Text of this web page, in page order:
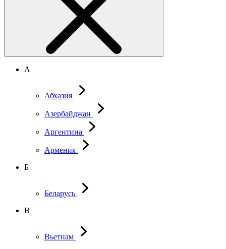
А
Абхазия
Азербайджан
Аргентина
Армения
Б
Беларусь
В
Вьетнам